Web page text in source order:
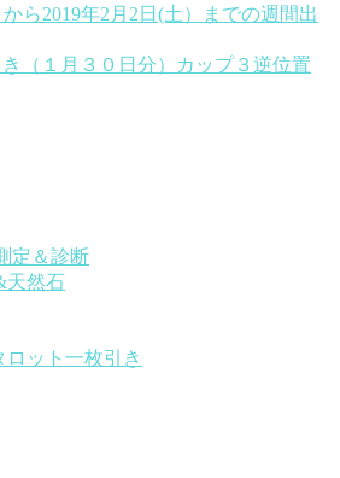
ら2019年2月2日(土）までの週間出
（１月３０日分）カップ３逆位置
定＆診断
天然石
ット一枚引き